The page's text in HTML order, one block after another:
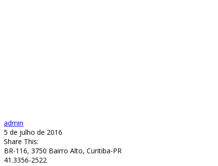
admin
5 de julho de 2016
Share This:
BR-116, 3750 Bairro Alto, Curitiba-PR
41.3356-2522